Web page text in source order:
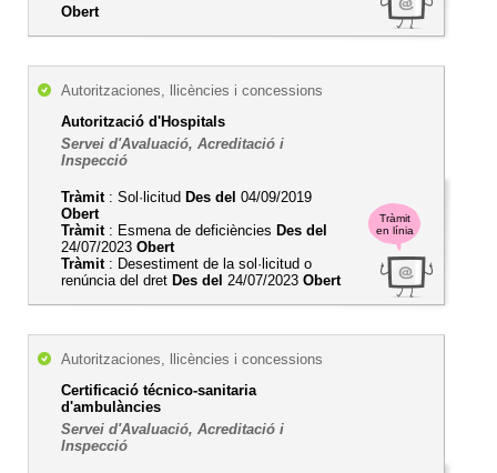
Obert
Tràmit
en línia
Autoritzaciones, llicències i concessions
Autorització d'Hospitals
Servei d'Avaluació, Acreditació i
Inspecció
Tràmit: Sol·licitud Des del 04/09/2019
Obert
Tràmit: Esmena de deficiències Des del
24/07/2023 Obert
Tràmit: Desestiment de la sol·licitud o
renúncia del dret Des del 24/07/2023 Obert
Autoritzaciones, llicències i concessions
Certificació técnico-sanitaria
d'ambulàncies
Servei d'Avaluació, Acreditació i
Inspecció